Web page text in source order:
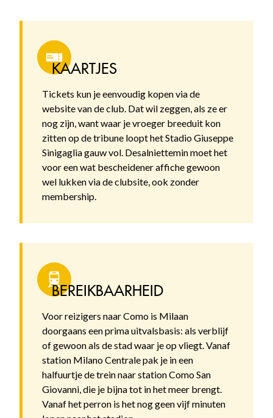
KAARTJES
Tickets kun je eenvoudig kopen via de
website van de club. Dat wil zeggen, als ze er
nog zijn, want waar je vroeger breeduit kon
zitten op de tribune loopt het Stadio Giuseppe
Sinigaglia gauw vol. Desalniettemin moet het
voor een wat bescheidener affiche gewoon
wel lukken via de clubsite, ook zonder
membership.
BEREIKBAARHEID
Voor reizigers naar Como is Milaan
doorgaans een prima uitvalsbasis: als verblijf
of gewoon als de stad waar je op vliegt. Vanaf
station Milano Centrale pak je in een
halfuurtje de trein naar station Como San
Giovanni, die je bijna tot in het meer brengt.
Vanaf het perron is het nog geen vijf minuten